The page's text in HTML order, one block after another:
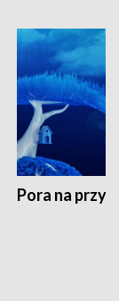
Pora na